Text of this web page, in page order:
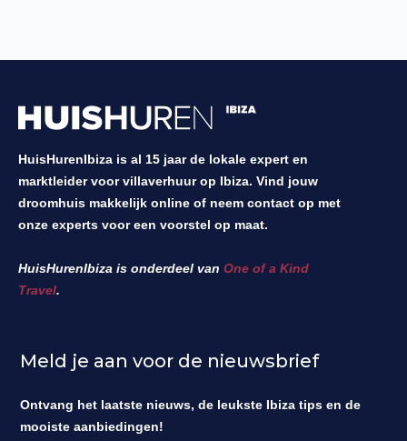
HuisHurenIbiza is al 15 jaar de lokale expert en
marktleider voor villaverhuur op Ibiza. Vind jouw
droomhuis makkelijk online of neem contact op met
onze experts voor een voorstel op maat.
HuisHurenIbiza is onderdeel van One of a Kind
Travel.
Meld je aan voor de nieuwsbrief
Ontvang het laatste nieuws, de leukste Ibiza tips en de
mooiste aanbiedingen!